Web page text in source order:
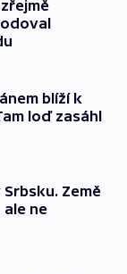
blíží k
loď zasáhl
Země
ne